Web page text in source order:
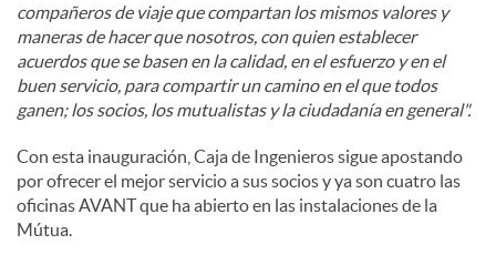
compañeros de viaje que compartan los mismos valores y
maneras de hacer que nosotros, con quien establecer
acuerdos que se basen en la calidad, en el esfuerzo y en el
buen servicio, para compartir un camino en el que todos
ganen; los socios, los mutualistas y la ciudadanía en general".
Con esta inauguración, Caja de Ingenieros sigue apostando
por ofrecer el mejor servicio a sus socios y ya son cuatro las
oficinas AVANT que ha abierto en las instalaciones de la
Mútua.